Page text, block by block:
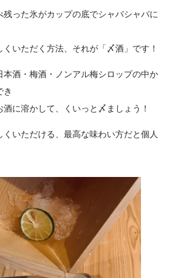
った氷がカップの底でシャバシャバに
いただく方法、それが「〆酒」です！
本酒・梅酒・ノンアル梅シロップの中か
き
に溶かして、くいっと〆ましょう！
いただける、最高な味わい方だと個人